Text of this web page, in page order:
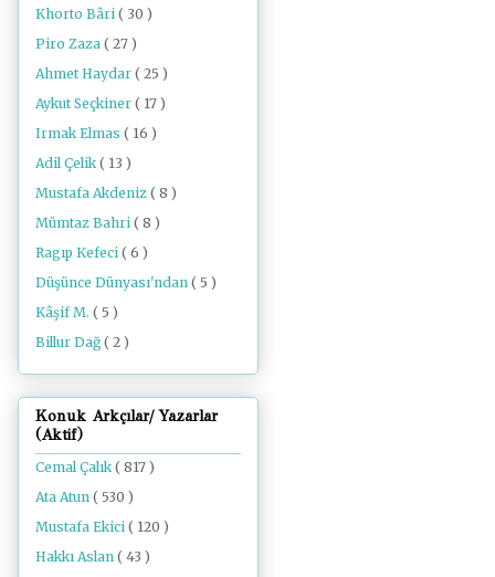
Khorto Bâri ( 30 )
Piro Zaza ( 27 )
Ahmet Haydar ( 25 )
Aykut Seçkiner ( 17 )
Irmak Elmas ( 16 )
Adil Çelik ( 13 )
Mustafa Akdeniz ( 8 )
Mümtaz Bahri ( 8 )
Ragıp Kefeci ( 6 )
Düşünce Dünyası'ndan ( 5 )
Kâşif M. ( 5 )
Billur Dağ ( 2 )
Konuk Arkçılar/ Yazarlar
(Aktif)
Cemal Çalık( 817 )
Ata Atun ( 530 )
Mustafa Ekici ( 120 )
Hakkı Aslan ( 43 )